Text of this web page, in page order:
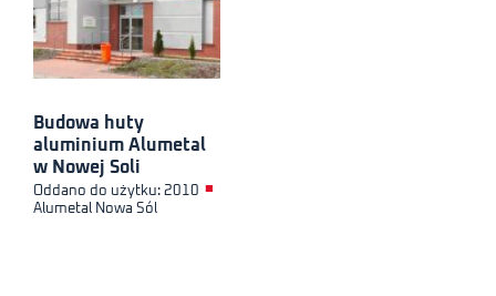
Budowa huty
aluminium Alumetal
w Nowej Soli
Oddano do użytku: 2010 ■
Alumetal Nowa Sól